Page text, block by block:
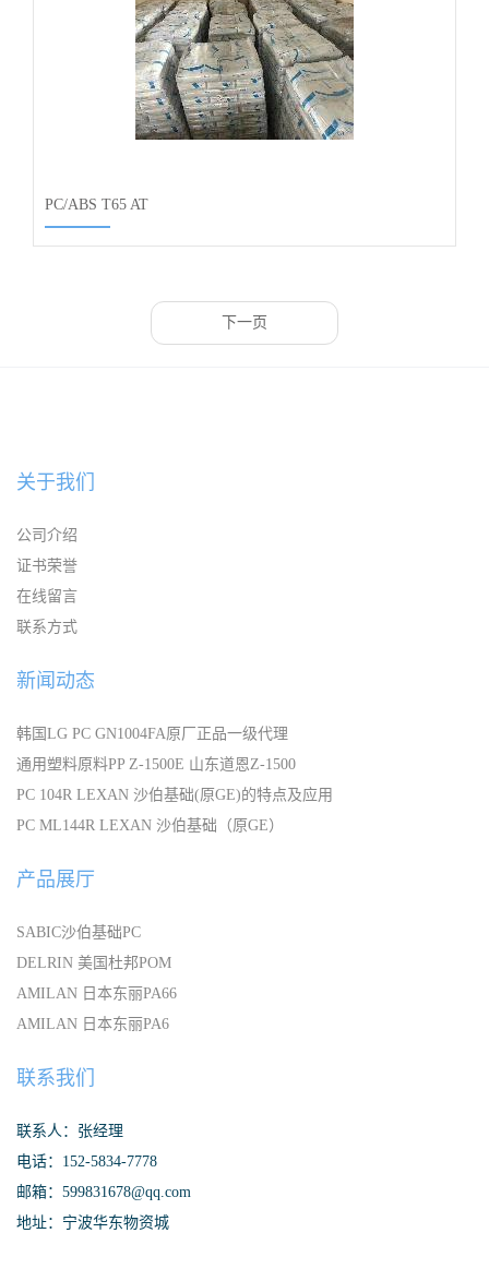
PC/ABS T65 AT
下一页
关于我们
公司介绍
证书荣誉
在线留言
联系方式
新闻动态
韩国LG PC GN1004FA原厂正品一级代理
通用塑料原料PP Z-1500E 山东道恩Z-1500
PC 104R LEXAN 沙伯基础(原GE)的特点及应用
PC ML144R LEXAN 沙伯基础（原GE）
产品展厅
SABIC沙伯基础PC
DELRIN 美国杜邦POM
AMILAN 日本东丽PA66
AMILAN 日本东丽PA6
联系我们
联系人：张经理
电话：152-5834-7778
邮箱：599831678@qq.com
地址：宁波华东物资城